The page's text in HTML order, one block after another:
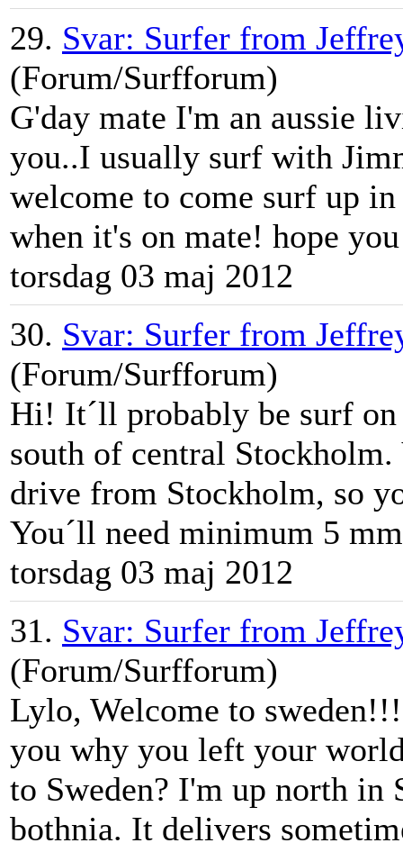
29. Svar: Surfer from
(Forum/Surfforum)
G'day mate I'm an aussie
you..I usually surf with
welcome to come surf up
when it's on mate! hope
torsdag 03 maj 2012
30. Svar: Surfer from
(Forum/Surfforum)
Hi! It´ll probably be surf on
south of central
drive from Stockholm, so
You´ll need minimum 5
torsdag 03 maj 2012
31. Svar: Surfer from
(Forum/Surfforum)
Lylo, Welcome to
you why you left your
to Sweden? I'm up north
bothnia. It delivers